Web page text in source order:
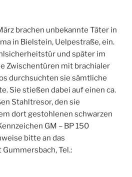
brachen unbekannte Täter in
in Bielstein, Uelpestraße, ein.
und später im
Zwischentüren mit brachialer
durchsuchten sie sämtliche
Sie stießen dabei auf einen ca.
Stahltresor, den sie
dort gestohlenen schwarzen
GM – BP 150
bitte an das
Tel.: